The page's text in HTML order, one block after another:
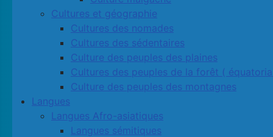
Cultures et géographie
Cultures des nomades
Cultures des sédentaires
Culture des peuples des plaines
Cultures des peuples de la forêt (
Culture des peuples des montagnes
Langues
Langues Afro-asiatiques
Langues sémitiques